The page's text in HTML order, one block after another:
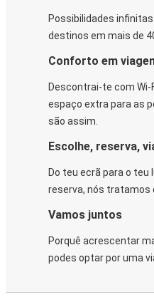
Possibilidades
destinos em mais de
Conforto em
Descontrai-te com
espaço extra para as
são assim.
Escolhe, reserva,
Do teu ecrã para o teu
reserva, nós tratamos
Vamos juntos
Porquê acrescentar
podes optar por uma